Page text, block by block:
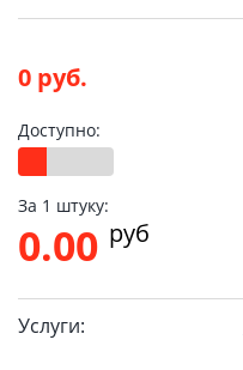
0 руб.
Доступно:
За 1 штуку:
0.00 pуб
Услуги: